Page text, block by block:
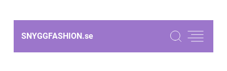
SNYGGFASHION.se